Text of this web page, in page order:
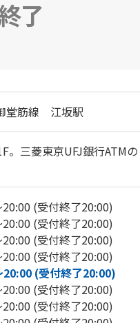
了
堂筋線 江坂駅
。三菱東京UFJ銀行ATMの
(受付終了20:00)
(受付終了20:00)
(受付終了20:00)
(受付終了20:00)
(受付終了20:00)
(受付終了20:00)
(受付終了20:00)